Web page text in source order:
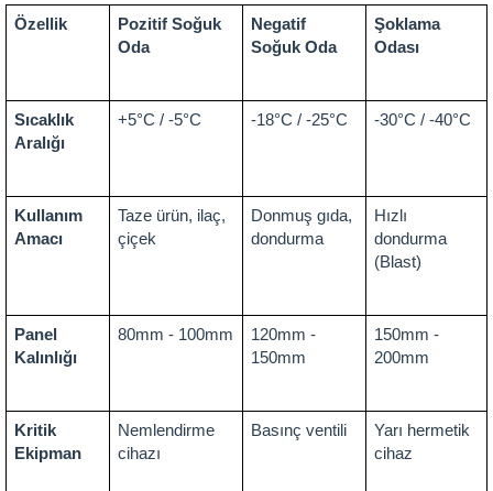
Özellik
Pozitif Soğuk
Oda
Negatif
Soğuk Oda
Şoklama
Odası
Sıcaklık
Aralığı
+5°C / -5°C -18°C / -25°C -30°C / -40°C
Kullanım
Amacı
Taze ürün, ilaç,
çiçek
Donmuş gıda,
dondurma
Hızlı
dondurma
(Blast)
Panel
Kalınlığı
80mm - 100mm
120mm -
150mm
150mm -
200mm
Kritik
Ekipman
Nemlendirme
cihazı
Basınç ventili
Yarı hermetik
cihaz